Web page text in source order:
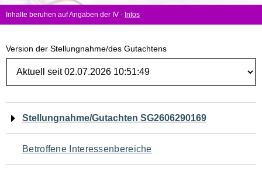
Inhalte beruhen auf Angaben der IV - Infos
Version der Stellungnahme/des Gutachtens
Navigation
für
den
Stellungnahme/Gutachten SG2606290169
Betroffene Interessenbereiche